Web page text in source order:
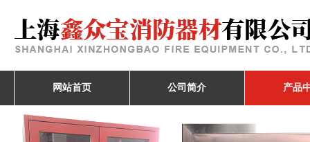
网站首页 公司简介 产品